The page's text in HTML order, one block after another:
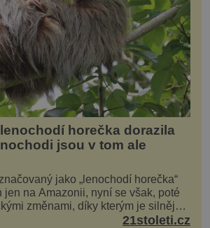
horečka dorazila
jsou v tom ale
jako „lenochodí horečka“
jen na Amazonii, nyní se však, poté
změnami, díky kterým je silnější,
a první případy se objevily už i v
21stoleti.cz